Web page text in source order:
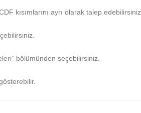
kısımlarını ayrı olarak talep edebilirsiniz.
bölümünden seçebilirsiniz.